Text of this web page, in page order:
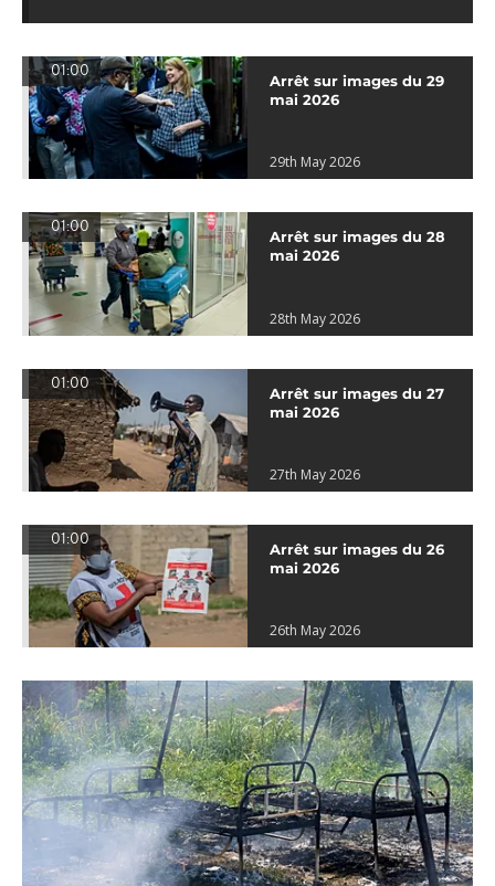
01:00
Arrêt sur images du 29
mai 2026
29th May 2026
01:00
Arrêt sur images du 28
mai 2026
28th May 2026
01:00
Arrêt sur images du 27
mai 2026
27th May 2026
01:00
Arrêt sur images du 26
mai 2026
26th May 2026